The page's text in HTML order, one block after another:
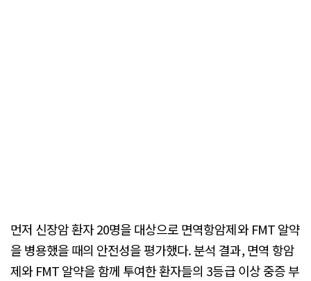
먼저 신장암 환자 20명을 대상으로 면역항암제와 FMT 알약
을 병용했을 때의 안전성을 평가했다. 분석 결과, 면역 항암
제와 FMT 알약을 함께 투여한 환자들의 3등급 이상 중증 부